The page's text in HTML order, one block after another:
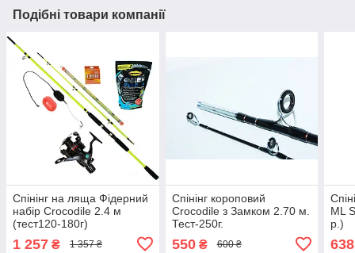
Подібні товари компанії
Спінінг на ляща Фідерний
набір Croсodile 2.4 м
(тест120-180г)
1 257 ₴ 1 357 ₴
Спінінг короповий
Crocodile з Замком 2.70 м.
Тест-250г.
550₴ 600 ₴
ML
р.)
638